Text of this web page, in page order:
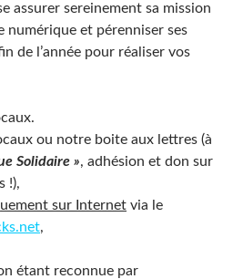
assurer sereinement sa mission
et pérenniser ses
de l’année pour réaliser vos
ou notre boite aux lettres (à
Solidaire », adhésion et don sur
!),
sur Internet via le
,
étant reconnue par